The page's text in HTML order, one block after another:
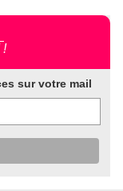
!
sur votre mail